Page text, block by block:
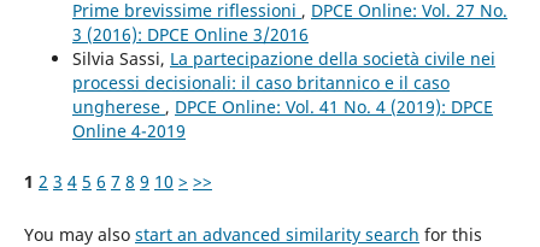
Prime brevissime riflessioni , DPCE Online: Vol. 27 No.
3 (2016): DPCE Online 3/2016
Silvia Sassi, La partecipazione della società civile nei
processi decisionali: il caso britannico e il caso
ungherese , DPCE Online: Vol. 41 No. 4 (2019): DPCE
Online 4-2019
1 2 3 4 5 6 7 8 9 10 > >>
You may also start an advanced similarity search for this